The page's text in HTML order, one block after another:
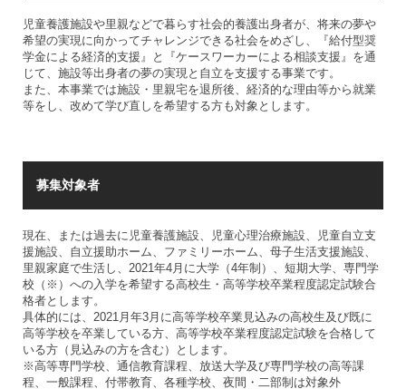
児童養護施設や里親などで暮らす社会的養護出身者が、将来の夢や
希望の実現に向かってチャレンジできる社会をめざし、『給付型奨
学金による経済的支援』と『ケースワーカーによる相談支援』を通
じて、施設等出身者の夢の実現と自立を支援する事業です。
また、本事業では施設・里親宅を退所後、経済的な理由等から就業
等をし、改めて学び直しを希望する方も対象とします。
募集対象者
現在、または過去に児童養護施設、児童心理治療施設、児童自立支
援施設、自立援助ホーム、ファミリーホーム、母子生活支援施設、
里親家庭で生活し、2021年4月に大学（4年制）、短期大学、専門学
校（※）への入学を希望する高校生・高等学校卒業程度認定試験合
格者とします。
具体的には、2021月年3月に高等学校卒業見込みの高校生及び既に
高等学校を卒業している方、高等学校卒業程度認定試験を合格して
いる方（見込みの方を含む）とします。
※高等専門学校、通信教育課程、放送大学及び専門学校の高等課
程、一般課程、付帯教育、各種学校、夜間・二部制は対象外